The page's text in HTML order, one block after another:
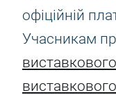
офіційній
Учасникам